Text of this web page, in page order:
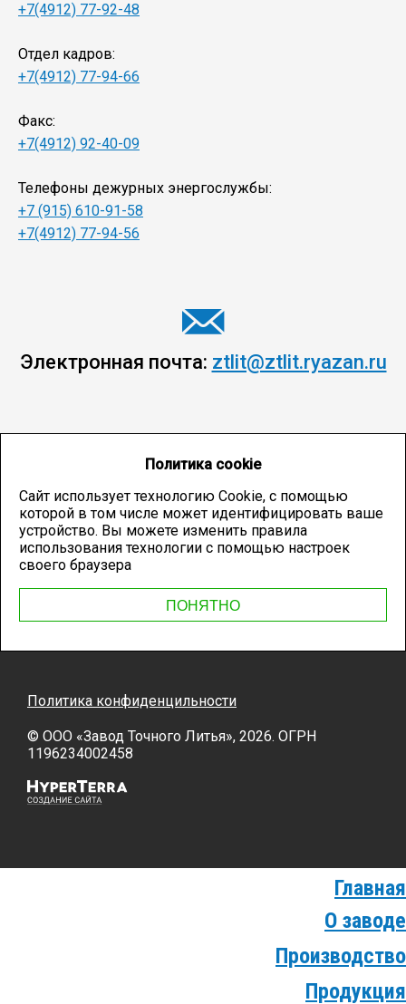
Главная
О заводе
Производство
Продукция
+7(4912) 77-92-48
Отдел кадров:
+7(4912) 77-94-66
Факс:
+7(4912) 92-40-09
Телефоны дежурных энергослужбы:
+7 (915) 610-91-58
+7(4912) 77-94-56
Электронная почта: ztlit@ztlit.ryazan.ru
Политика cookie
Сайт использует технологию Cookie, с помощью
которой в том числе может идентифицировать ваше
устройство. Вы можете изменить правила
использования технологии с помощью настроек
своего браузера
ПОНЯТНО
Политика конфиденцильности
© OOO «Завод Точного Литья», 2026. ОГРН
1196234002458